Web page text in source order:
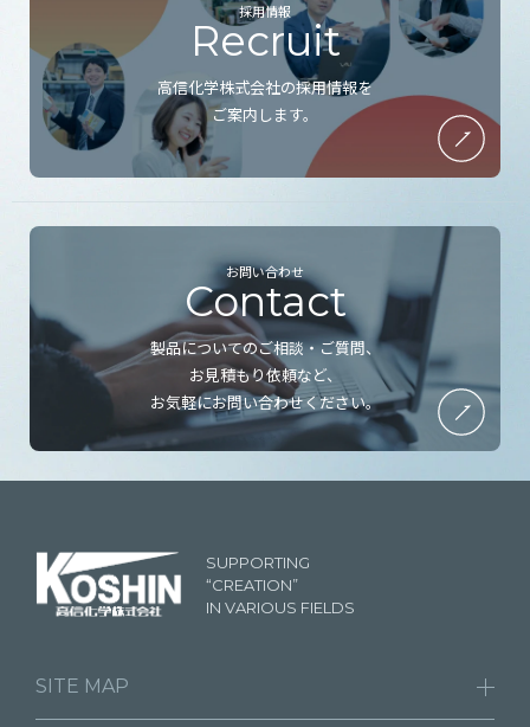
採用情報
高信化学株式会社の採用情報を
ご案内します。
お問い合わせ
製品についてのご相談・ご質問、
お見積もり依頼など、
お気軽にお問い合わせください。
SUPPORTING
“CREATION”
IN VARIOUS FIELDS
SITE MAP